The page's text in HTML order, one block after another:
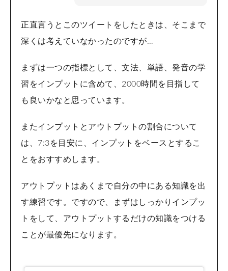
正直言うとこのツイートをしたときは、そこまで
深くは考えていなかったのですが…
まずは一つの指標として、文法、単語、発音の学
習をインプットに含めて、2000時間を目指して
も良いかなと思っています。
またインプットとアウトプットの割合について
は、7:3を目安に、インプットをベースとするこ
とをおすすめします。
アウトプットはあくまで自分の中にある知識を出
す練習です。ですので、まずはしっかりインプッ
トをして、アウトプットするだけの知識をつける
ことが最優先になります。